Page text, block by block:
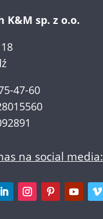
K&M sp. z o.o.
47-60
na social media: